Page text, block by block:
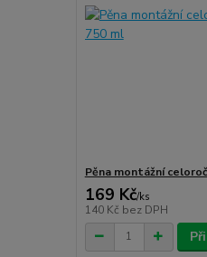
Pěna montážní
169 Kč/ks
140 Kč bez DPH